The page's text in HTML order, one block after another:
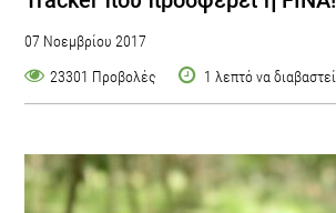
07 Νοεμβρίου 2017
23301 Προβολές
1 λεπτό να διαβαστεί